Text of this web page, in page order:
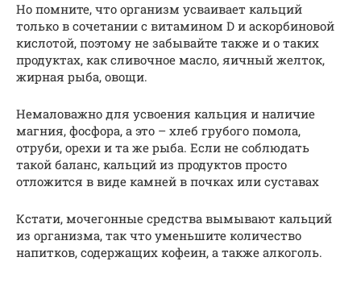
Но помните, что организм усваивает кальций
только в сочетании с витамином D и аскорбиновой
кислотой, поэтому не забывайте также и о таких
продуктах, как сливочное масло, яичный желток,
жирная рыба, овощи.
Немаловажно для усвоения кальция и наличие
магния, фосфора, а это – хлеб грубого помола,
отруби, орехи и та же рыба. Если не соблюдать
такой баланс, кальций из продуктов просто
отложится в виде камней в почках или суставах
Кстати, мочегонные средства вымывают кальций
из организма, так что уменьшите количество
напитков, содержащих кофеин, а также алкоголь.